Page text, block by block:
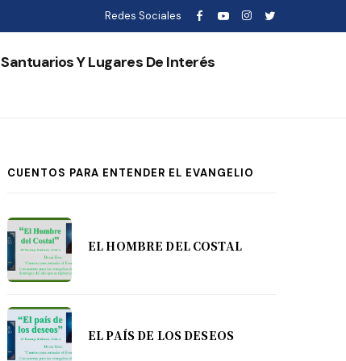
Redes Sociales
Santuarios Y Lugares De Interés
CUENTOS PARA ENTENDER EL EVANGELIO
EL HOMBRE DEL COSTAL
EL PAÍS DE LOS DESEOS